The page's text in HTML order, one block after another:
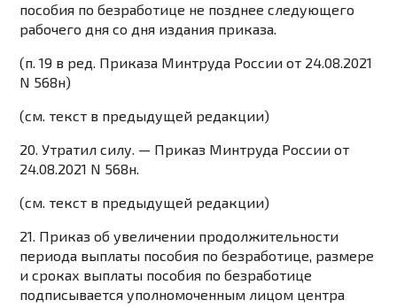
пособия по безработице не позднее следующего
рабочего дня со дня издания приказа.
(п. 19 в ред. Приказа Минтруда России от 24.08.2021
N 568н)
(см. текст в предыдущей редакции)
20. Утратил силу. — Приказ Минтруда России от
24.08.2021 N 568н.
(см. текст в предыдущей редакции)
21. Приказ об увеличении продолжительности
периода выплаты пособия по безработице, размере
и сроках выплаты пособия по безработице
подписывается уполномоченным лицом центра